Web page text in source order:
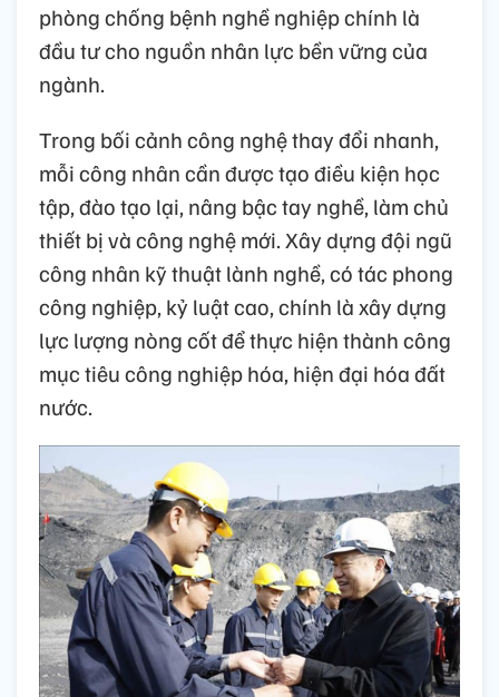
phòng chống bệnh nghề nghiệp chính là
đầu tư cho nguồn nhân lực bền vững của
ngành.
Trong bối cảnh công nghệ thay đổi nhanh,
mỗi công nhân cần được tạo điều kiện học
tập, đào tạo lại, nâng bậc tay nghề, làm chủ
thiết bị và công nghệ mới. Xây dựng đội ngũ
công nhân kỹ thuật lành nghề, có tác phong
công nghiệp, kỷ luật cao, chính là xây dựng
lực lượng nòng cốt để thực hiện thành công
mục tiêu công nghiệp hóa, hiện đại hóa đất
nước.